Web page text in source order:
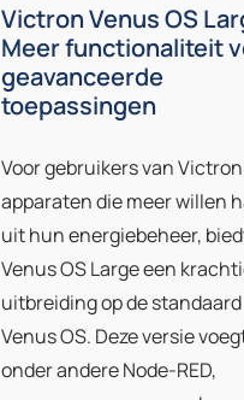
Victron Venus OS
Meer functionaliteit
geavanceerde
toepassingen
Voor gebruikers van
apparaten die meer willen
uit hun energiebeheer,
Venus OS Large een
uitbreiding op de standaard
Venus OS. Deze versie
onder andere Node-RED,